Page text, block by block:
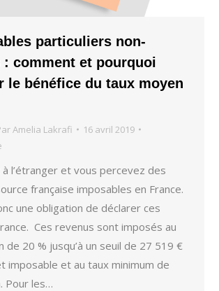
particuliers non-
: comment et pourquoi
le bénéfice du taux moyen
Amelia Lakrafi
16 avril 2019
l’étranger et vous percevez des
française imposables en France.
une obligation de déclarer ces
Ces revenus sont imposés au
de 20 % jusqu’à un seuil de 27 519 €
imposable et au taux minimum de
Pour les…